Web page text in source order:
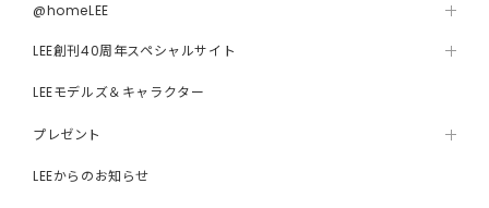
@homeLEE
LEE創刊40周年スペシャルサイト
LEEモデルズ＆キャラクター
プレゼント
LEEからのお知らせ